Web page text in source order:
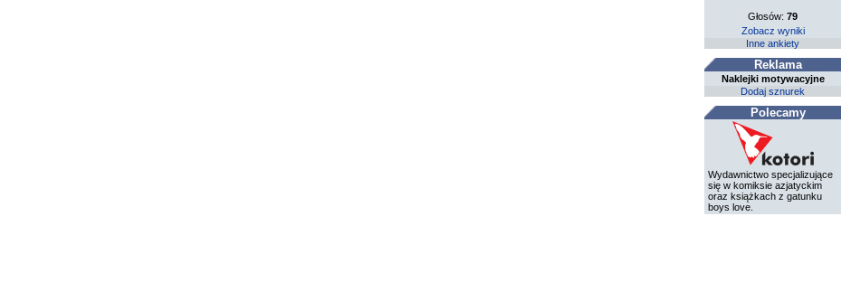
Głosów:79
Zobacz wyniki
Inne ankiety
Reklama
Naklejki motywacyjne
Dodaj sznurek
Polecamy
Wydawnictwo specjalizujące
się w komiksie azjatyckim
oraz książkach z gatunku
boys love.